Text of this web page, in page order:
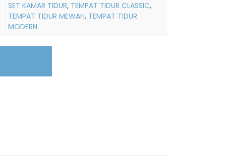
SET KAMAR TIDUR, TEMPAT TIDUR CLASSIC,
TEMPAT TIDUR MEWAH, TEMPAT TIDUR
MODERN